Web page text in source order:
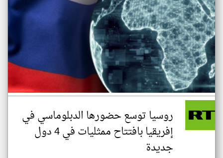
روسيا توسع حضورها الدبلوماسي في
إفريقيا بافتتاح ممثليات في 4 دول
جديدة